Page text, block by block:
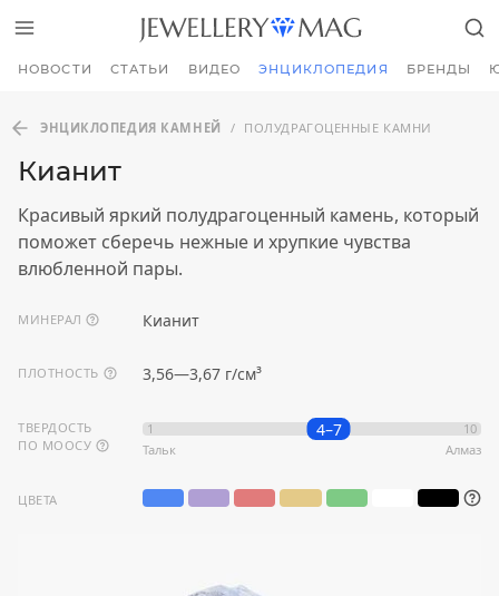
НОВОСТИ СТАТЬИ ВИДЕО ЭНЦИКЛОПЕДИЯ БРЕНДЫ
ЭНЦИКЛОПЕДИЯ КАМНЕЙ / ПОЛУДРАГОЦЕННЫЕ КАМНИ
Кианит
Красивый яркий полудрагоценный камень, который
поможет сберечь нежные и хрупкие чувства
влюбленной пары.
МИНЕРАЛ Кианит
ПЛОТНОСТЬ 3,56—3,67 г/см³
ТВЕРДОСТЬ
ПО МООСУ
1
10
Тальк
Алмаз
4–7
ЦВЕТА